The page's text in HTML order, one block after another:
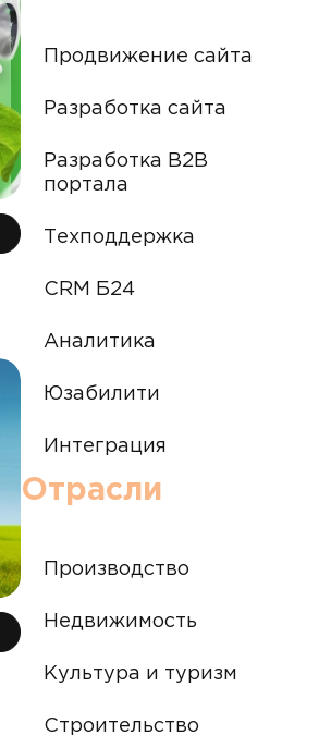
Продвижение сайта
Разработка сайта
Разработка B2B
портала
Техподдержка
CRM Б24
Аналитика
Юзабилити
Интеграция
Отрасли
Производство
Недвижимость
Культура и туризм
Строительство